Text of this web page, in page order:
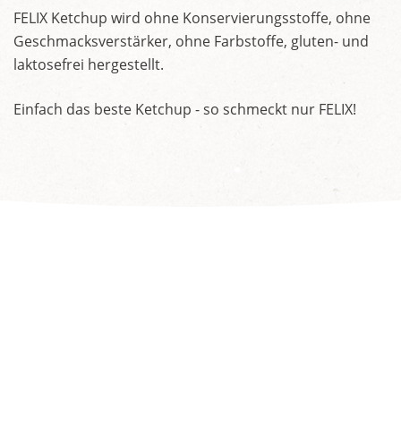
FELIX Ketchup wird ohne Konservierungsstoffe, ohne
Geschmacksverstärker, ohne Farbstoffe, gluten- und
laktosefrei hergestellt.
Einfach das beste Ketchup - so schmeckt nur FELIX!